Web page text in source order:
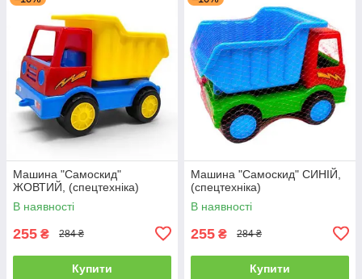
Машина "Самоскид"
ЖОВТИЙ, (спецтехніка)
В наявності
255 ₴ 284 ₴
Купити
Машина "Самоскид" СИНІЙ,
(спецтехніка)
В наявності
255 ₴ 284 ₴
Купити